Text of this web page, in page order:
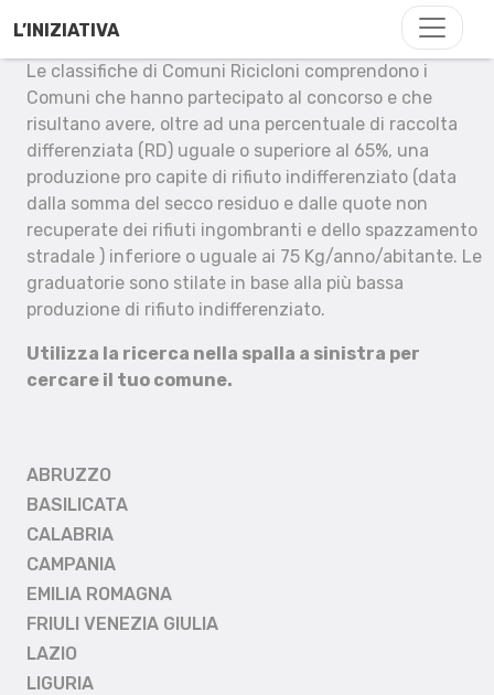
L’INIZIATIVA
Le classifiche di Comuni Ricicloni comprendono i
Comuni che hanno partecipato al concorso e che
risultano avere, oltre ad una percentuale di raccolta
differenziata (RD) uguale o superiore al 65%, una
produzione pro capite di rifiuto indifferenziato (data
dalla somma del secco residuo e dalle quote non
recuperate dei rifiuti ingombranti e dello spazzamento
stradale ) inferiore o uguale ai 75 Kg/anno/abitante. Le
graduatorie sono stilate in base alla più bassa
produzione di rifiuto indifferenziato.
Utilizza la ricerca nella spalla a sinistra per
cercare il tuo comune.
ABRUZZO
BASILICATA
CALABRIA
CAMPANIA
EMILIA ROMAGNA
FRIULI VENEZIA GIULIA
LAZIO
LIGURIA